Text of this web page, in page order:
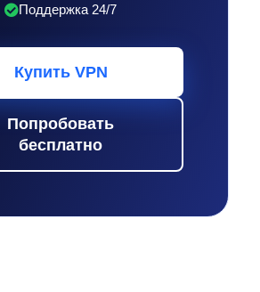
Поддержка 24/7
Купить VPN
Попробовать
бесплатно